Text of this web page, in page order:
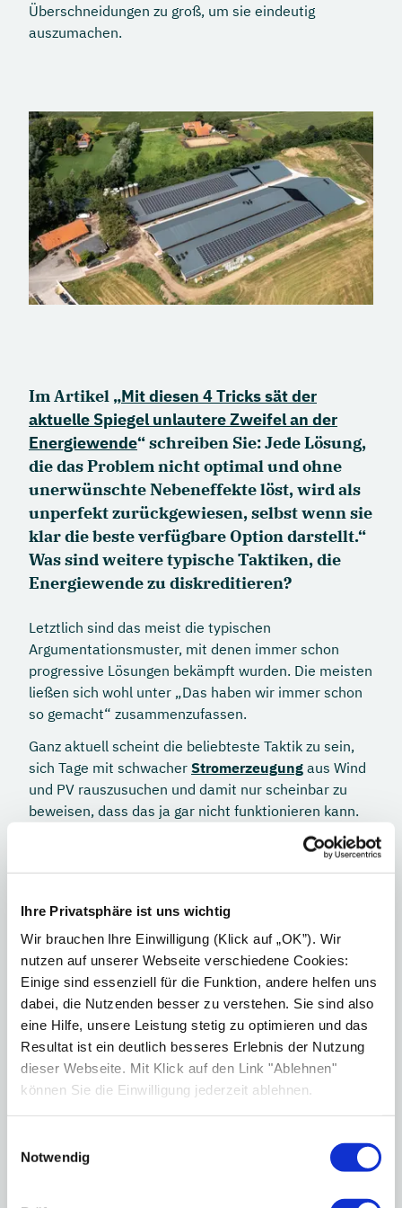
Ihre Privatsphäre ist uns wichtig
Wir brauchen Ihre Einwilligung (Klick auf „OK”). Wir
nutzen auf unserer Webseite verschiedene Cookies:
Einige sind essenziell für die Funktion, andere helfen uns
dabei, die Nutzenden besser zu verstehen. Sie sind also
eine Hilfe, unsere Leistung stetig zu optimieren und das
Resultat ist ein deutlich besseres Erlebnis der Nutzung
dieser Webseite. Mit Klick auf den Link "Ablehnen"
können Sie die Einwilligung jederzeit ablehnen.
Notwendig
Überschneidungen zu groß, um sie eindeutig
auszumachen.
Im Artikel „Mit diesen 4 Tricks sät der
aktuelle Spiegel unlautere Zweifel an der
Energiewende“ schreiben Sie: Jede Lösung,
die das Problem nicht optimal und ohne
unerwünschte Nebeneffekte löst, wird als
unperfekt zurückgewiesen, selbst wenn sie
klar die beste verfügbare Option darstellt.“
Was sind weitere typische Taktiken, die
Energiewende zu diskreditieren?
Letztlich sind das meist die typischen
Argumentationsmuster, mit denen immer schon
progressive Lösungen bekämpft wurden. Die meisten
ließen sich wohl unter „Das haben wir immer schon
so gemacht“ zusammenzufassen.
Ganz aktuell scheint die beliebteste Taktik zu sein,
sich Tage mit schwacher Stromerzeugung aus Wind
und PV rauszusuchen und damit nur scheinbar zu
beweisen, dass das ja gar nicht funktionieren kann.
Strohmannargument, da niemand vorhat, die
Energiewende ohne Speicherkapazitäten
Energiewende heißt vor allem
Sonnenenergie, Wasser- und Windkraft
und Biomasse. Was ist von
„Brückentechnologien“ zu halten und über
welche lohnt es sich, wirklich
nachzudenken?
Naja, in dem Fall brauchen wir halt
klarkommen. Wir werden ja auch nicht irgendwann
von Null auf 100%
switchen, sondern